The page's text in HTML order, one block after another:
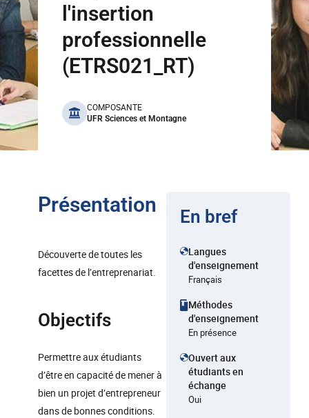
l'insertion
professionnelle
(ETRS021_RT)
benefits
COMPOSANTE
UFR Sciences et Montagne
Présentation
Découverte de toutes les
facettes de l’entreprenariat.
Objectifs
Permettre aux étudiants
d’être en capacité de mener à
bien un projet d’entrepreneur
dans de bonnes conditions.
En bref
Langues
d'enseignement
Français
Méthodes
d'enseignement
En présence
Ouvert aux
étudiants en
échange
Oui